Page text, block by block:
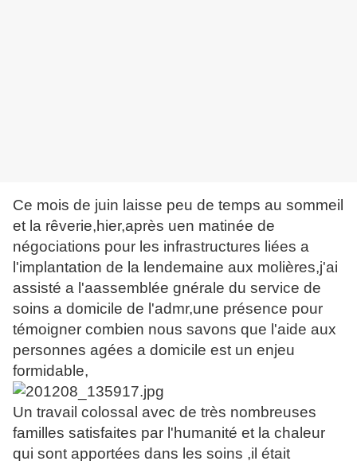
Ce mois de juin laisse peu de temps au sommeil
et la rêverie,hier,après uen matinée de
négociations pour les infrastructures liées a
l'implantation de la lendemaine aux molières,j'ai
assisté a l'aassemblée gnérale du service de
soins a domicile de l'admr,une présence pour
témoigner combien nous savons que l'aide aux
personnes agées a domicile est un enjeu
formidable,
Un travail colossal avec de très nombreuses
familles satisfaites par l'humanité et la chaleur
qui sont apportées dans les soins ,il était